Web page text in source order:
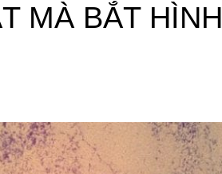
MÀ BẮT HÌNH